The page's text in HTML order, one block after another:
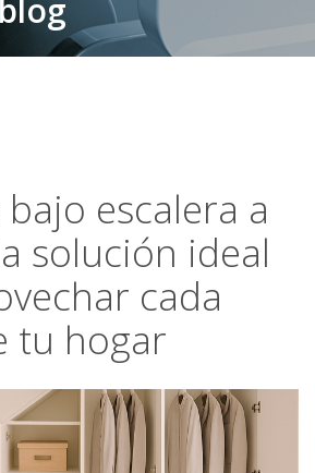
escalera a
solución ideal
cada
tu hogar